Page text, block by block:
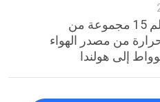
ليومون تسلم 15 مجموعة من
من مصدر الهواء